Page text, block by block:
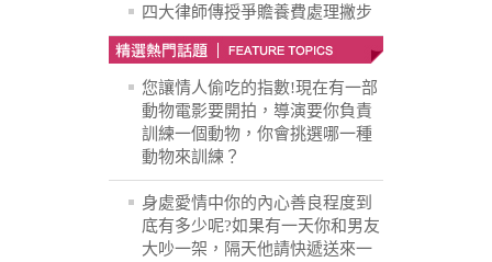
四大律師傳授爭贍養費處理撇步
您讓情人偷吃的指數!現在有一部
動物電影要開拍，導演要你負責
訓練一個動物，你會挑選哪一種
動物來訓練？
身處愛情中你的內心善良程度到
底有多少呢?如果有一天你和男友
大吵一架，隔天他請快遞送來一